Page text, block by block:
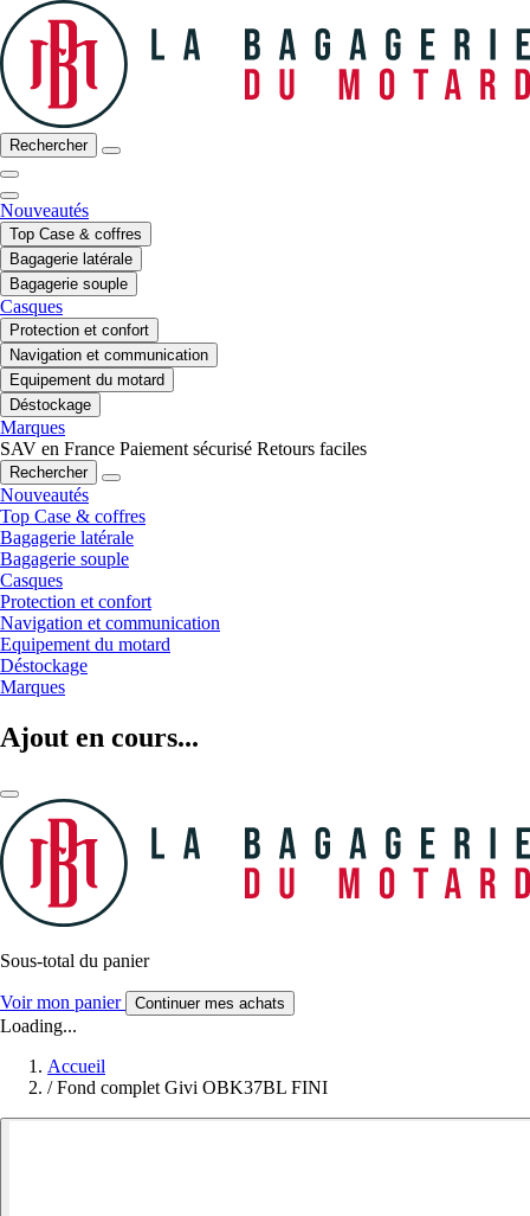
Rechercher
Nouveautés
Top Case & coffres
Bagagerie latérale
Bagagerie souple
Casques
Protection et confort
Navigation et communication
Equipement du motard
Déstockage
Marques
SAV en France Paiement sécurisé Retours faciles
Rechercher
Nouveautés
Top Case & coffres
Bagagerie latérale
Bagagerie souple
Casques
Protection et confort
Navigation et communication
Equipement du motard
Déstockage
Marques
Ajout en cours...
Sous-total du panier
Voir mon panier Continuer mes achats
Loading...
Accueil
/ Fond complet Givi OBK37BL FINI